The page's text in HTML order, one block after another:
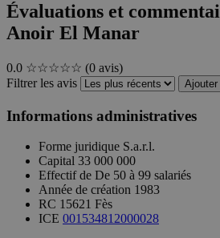
Évaluations et
Anoir El Manar
0.0 ☆☆☆☆☆ (0 avis)
Filtrer les avis
Informations administratives
Forme juridique S.a.r.l.
Capital 33 000 000
Effectif de De 50 à 99 salariés
Année de création 1983
RC 15621 Fès
ICE 001534812000028